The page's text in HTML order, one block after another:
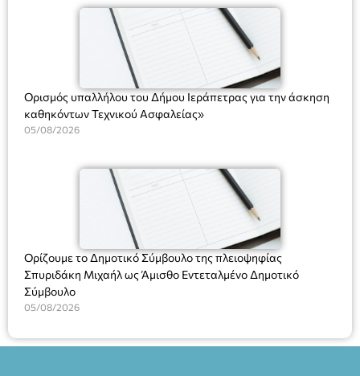
(Ν. 5314/2026).»
Ορισμός υπαλλήλου του Δήμου Ιεράπετρας για την άσκηση
καθηκόντων Τεχνικού Ασφαλείας»
05/08/2026
Ορίζουμε το Δημοτικό Σύμβουλο της πλειοψηφίας
Σπυριδάκη Μιχαήλ ως Άμισθο Εντεταλμένο Δημοτικό
Σύμβουλο
05/08/2026